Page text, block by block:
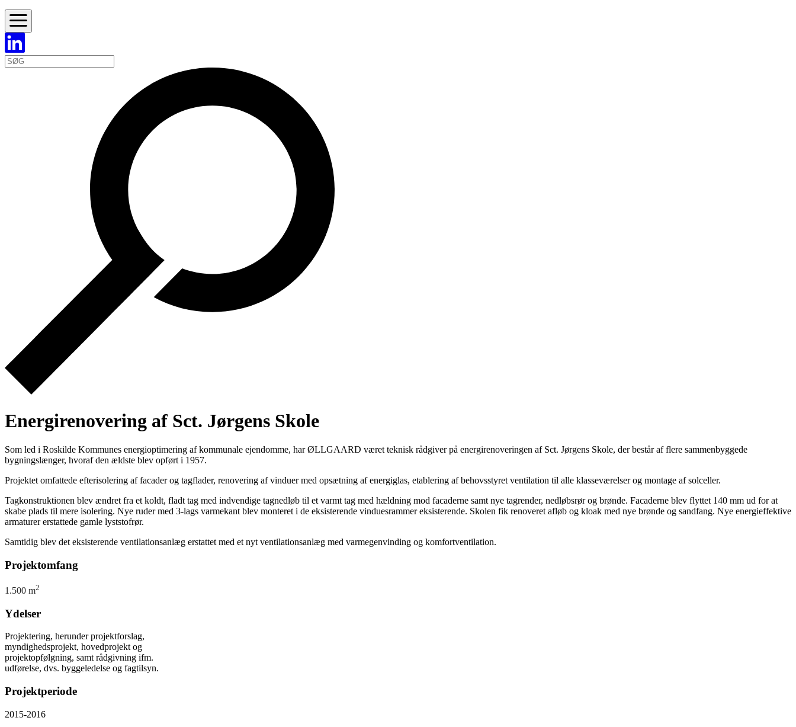
Energirenovering af Sct. Jørgens Skole
Som led i Roskilde Kommunes energioptimering af kommunale ejendomme, har ØLLGAARD været teknisk rådgiver på energirenoveringen af Sct. Jørgens Skole, der består af flere sammenbyggede
bygningslænger, hvoraf den ældste blev opført i 1957.
Projektet omfattede efterisolering af facader og tagflader, renovering af vinduer med opsætning af energiglas, etablering af behovsstyret ventilation til alle klasseværelser og montage af solceller.
Tagkonstruktionen blev ændret fra et koldt, fladt tag med indvendige tagnedløb til et varmt tag med hældning mod facaderne samt nye tagrender, nedløbsrør og brønde. Facaderne blev flyttet 140 mm ud for at
skabe plads til mere isolering. Nye ruder med 3-lags varmekant blev monteret i de eksisterende vinduesrammer eksisterende. Skolen fik renoveret afløb og kloak med nye brønde og sandfang. Nye energieffektive
armaturer erstattede gamle lyststofrør.
Samtidig blev det eksisterende ventilationsanlæg erstattet med et nyt ventilationsanlæg med varmegenvinding og komfortventilation.
Projektomfang
1.500 m2
Ydelser
Projektering, herunder projektforslag,
myndighedsprojekt, hovedprojekt og
projektopfølgning, samt rådgivning ifm.
udførelse, dvs. byggeledelse og fagtilsyn.
Projektperiode
2015-2016